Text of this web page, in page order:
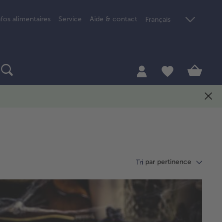
alimentaires Service Aide & contact Français
Tri par pertinence